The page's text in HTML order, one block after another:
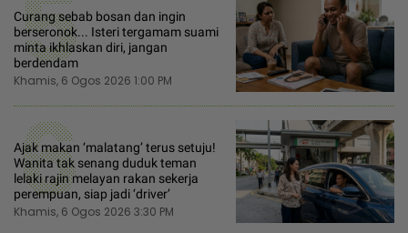
Curang sebab bosan dan ingin
berseronok... Isteri tergamam suami
minta ikhlaskan diri, jangan
berdendam
Khamis, 6 Ogos 2026 1:00 PM
6
Ajak makan ‘malatang’ terus setuju!
Wanita tak senang duduk teman
lelaki rajin melayan rakan sekerja
perempuan, siap jadi ‘driver’
Khamis, 6 Ogos 2026 3:30 PM